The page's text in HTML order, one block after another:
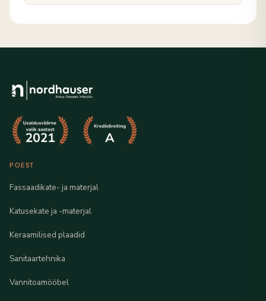
POEST
Fassaadikate- ja materjal
Katusekate ja -materjal
Keraamilised plaadid
Sanitaartehnika
Vannitoamööbel